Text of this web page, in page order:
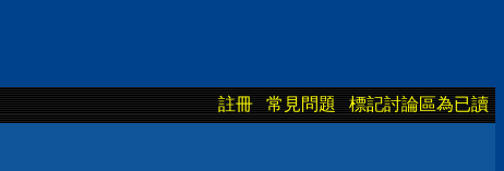
註冊 常見問題 標記討論區為已讀